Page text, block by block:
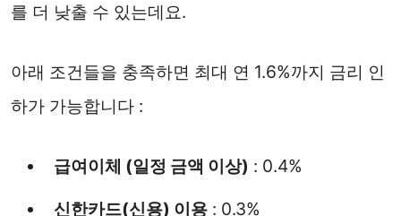
를 더 낮출 수 있는데요.
아래 조건들을 충족하면 최대 연 1.6%까지 금리 인
하가 가능합니다 :
급여이체 (일정 금액 이상) : 0.4%
신한카드(신용) 이용 : 0.3%